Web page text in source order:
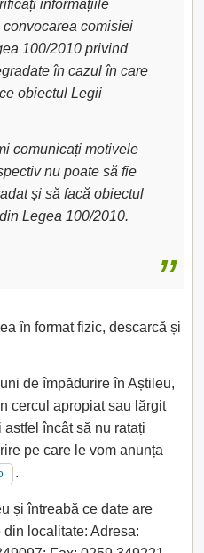
informațiile
comisiei
100/2010 privind
în cazul în care
obiectul Legii
comunicați motivele
nu poate să fie
și să facă obiectul
Legea 100/2010.
în format fizic, descarcă și
de împădurire în Aștileu,
cercul apropiat sau lărgit
încât să nu ratați
pe care le vom anunța
.
și întreabă ce date are
localitate: Adresa: